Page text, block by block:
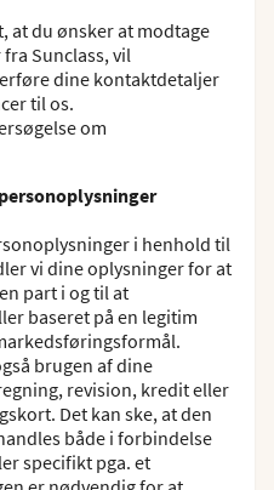
at du ønsker at modtage
Sunclass, vil
dine kontaktdetaljer
til os.
om
i henhold til
vi dine oplysninger for at
part i og til at
baseret på en legitim
brugen af dine
revision, kredit eller
Det kan ske, at den
både i forbindelse
specifikt pga. et